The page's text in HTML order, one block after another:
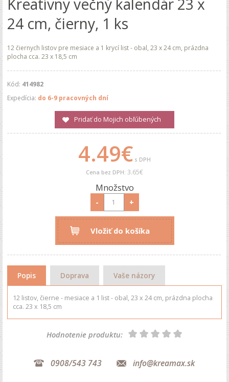
Kreatívny večný kalendár 23 x
24 cm, čierny, 1 ks
12 čiernych listov pre mesiace a 1 krycí list - obal, 23 x 24 cm, prázdna
plocha cca. 23 x 18,5 cm
Kód: 414982
Expedícia: do 6-9 pracovných dní
Pridať do Mojich obľúbených
4.49€ s DPH
Cena bez DPH: 3.65€
Množstvo
- +
Vložiť do košíka
Popis Doprava Vaše názory
12 listov, čierne - mesiace a 1 list - obal, 23 x 24 cm, prázdna plocha
cca. 23 x 18,5 cm
Hodnotenie produktu:
0908/543 743 info@kreamax.sk